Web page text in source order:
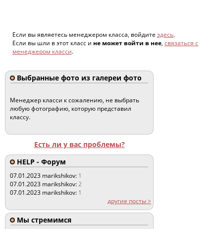
Если вы являетесь менеджером класса, войдите здесь.
Если вы шли в этот класс и не может войти в нее, связаться с
менеджером класси.
Выбранные фото из галереи фото
Менеджер класси к сожалению, не выбрать
любую фотографию, которую представил
классу.
Есть ли у вас проблемы?
HELP - Форум
07.01.2023 marikshikov: 1
07.01.2023 marikshikov:2
07.01.2023 marikshikov: 1
другие посты >
Мы стремимся